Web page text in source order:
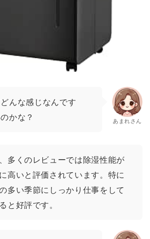
んな感じなんです
かな？
あまれさん
多くのレビューでは除湿性能が
高いと評価されています。特に
多い季節にしっかり仕事をして
と好評です。